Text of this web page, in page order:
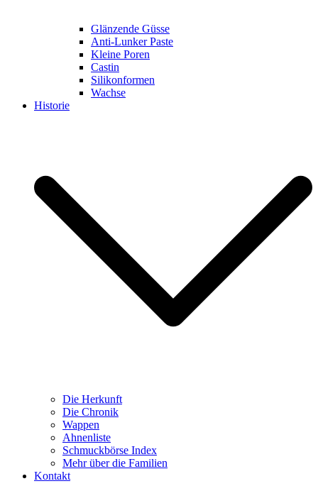
Glänzende Güsse
Anti-Lunker Paste
Kleine Poren
Castin
Silikonformen
Wachse
Historie
Die Herkunft
Die Chronik
Wappen
Ahnenliste
Schmuckbörse Index
Mehr über die Familien
Kontakt